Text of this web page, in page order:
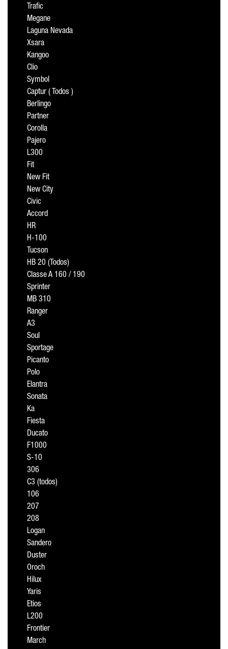
Trafic
Megane
Laguna Nevada
Xsara
Kangoo
Clio
Symbol
Captur ( Todos )
Berlingo
Partner
Corolla
Pajero
L300
Fit
New Fit
New City
Civic
Accord
HR
H-100
Tucson
HB 20 (Todos)
Classe A 160 / 190
Sprinter
MB 310
Ranger
A3
Soul
Sportage
Picanto
Polo
Elantra
Sonata
Ka
Fiesta
Ducato
F1000
S-10
306
C3 (todos)
106
207
208
Logan
Sandero
Duster
Oroch
Hilux
Yaris
Etios
L200
Frontier
March